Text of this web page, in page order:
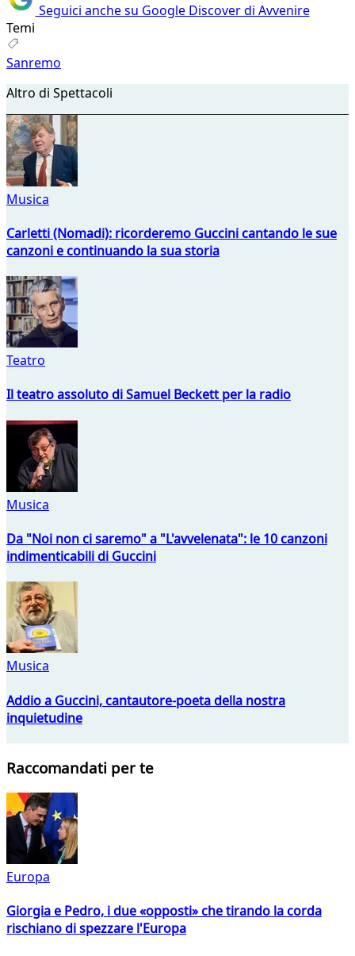
Seguici anche su Google Discover di Avvenire
Temi
Sanremo
Altro di Spettacoli
Musica
Carletti (Nomadi): ricorderemo Guccini cantando le sue
canzoni e continuando la sua storia
Teatro
Il teatro assoluto di Samuel Beckett per la radio
Musica
Da "Noi non ci saremo" a "L'avvelenata": le 10 canzoni
indimenticabili di Guccini
Musica
Addio a Guccini, cantautore-poeta della nostra
inquietudine
Raccomandati per te
Europa
Giorgia e Pedro, i due «opposti» che tirando la corda
rischiano di spezzare l'Europa